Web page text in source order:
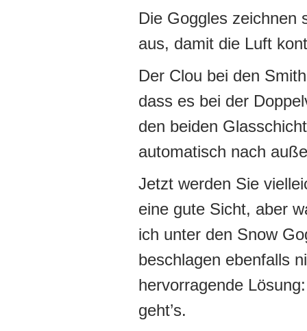
Die Goggles zeichnen
aus, damit die Luft
Der Clou bei den
dass es bei der
den beiden
automatisch nach
Jetzt werden Sie
eine gute Sicht, aber
ich unter den Snow
beschlagen ebenfalls
hervorragende
geht’s.